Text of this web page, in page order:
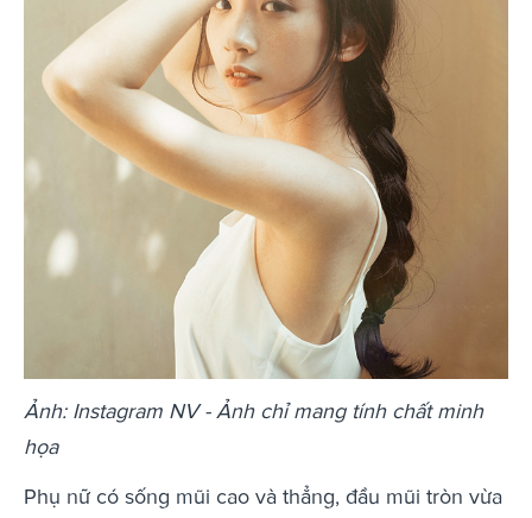
Ảnh: Instagram NV - Ảnh chỉ mang tính chất minh
họa
Phụ nữ có sống mũi cao và thẳng, đầu mũi tròn vừa